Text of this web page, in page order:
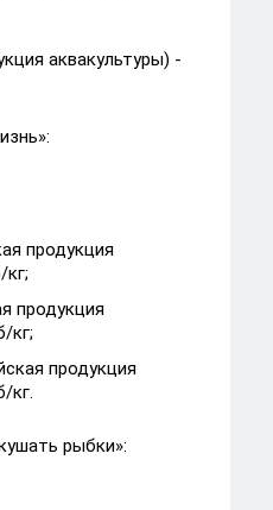
аквакультуры) -
продукция
продукция
кг;
продукция
кг.
рыбки»: